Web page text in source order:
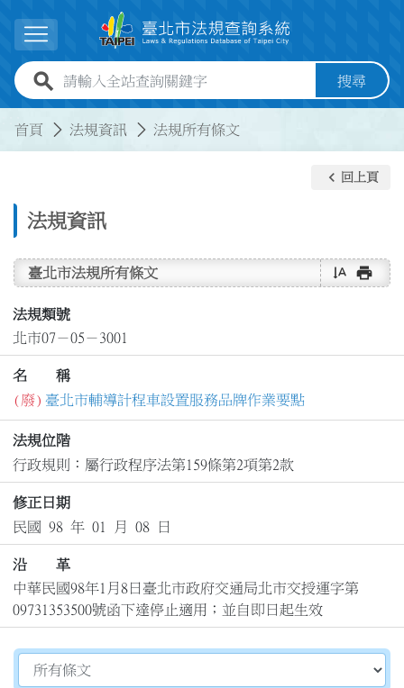
展開選單
全站查詢關鍵字欄位 搜尋
首頁 法規資訊 法規所有條文
法規資訊
keyboard_arrow_left 回上頁
臺北市法規所有條文 text_rotate_vertical print
法規類號
北市07－05－3001
名 稱
(廢) 臺北市輔導計程車設置服務品牌作業要點
法規位階
行政規則：屬行政程序法第159條第2項第2款
修正日期
民國 98 年 01 月 08 日
沿 革
中華民國98年1月8日臺北市政府交通局北市交授運字第
09731353500號函下達停止適用；並自即日起生效
切換選擇法規資訊內容